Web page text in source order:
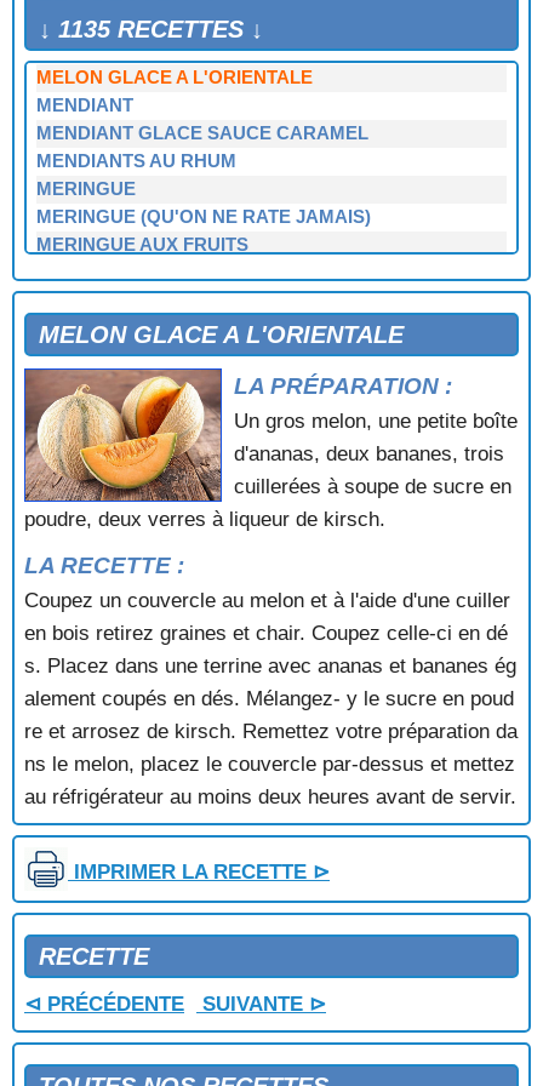
↓ 1135 RECETTES ↓
MELON D'EAU AUX FRUITS
MELON FARCI MERINGUE
MELON GLACE A L'ORIENTALE
MENDIANT
MENDIANT GLACE SAUCE CARAMEL
MENDIANTS AU RHUM
MERINGUE
MERINGUE (QU'ON NE RATE JAMAIS)
MERINGUE AUX FRUITS
MERINGUES AUX FRAMBOISES
MERINGUES GLACEES
MILLE FEUILLE
MILLE FEUILLE AUX FRAISES
MILLE FEUILLE AUX FRUITS
MOELLEUX AU CHOCOLAT
MOKA AUX NOIX
MOKA EXPRESS
MONT BLANC
MOSCOVITE
MOUSSE A L'ORANGE
MOUSSE ACIDULEE AUX POMMES
MOUSSE AU CAFE
MOUSSE AU CHOCOLAT
MOUSSE AU CHOCOLAT AU RHUM
MOUSSE AU CITRON
MOUSSE AU CITRON VERT
MOUSSE AU ZESTE D'ORANGE CONFITE
MOUSSE AUX ABRICOTS
MOUSSE AUX FRAISES
MOUSSE AUX FRAMBOISES
MOUSSE CAPPUCINO AU CHOCOLAT
MOUSSE CHOCO MOKA
MOUSSE CHOCOLAT ORANGE
MOUSSE D'ANANAS GLACEE
MELON GLACE A L'ORIENTALE
LA PRÉPARATION :
Un gros melon, une petite boîte
d'ananas, deux bananes, trois
cuillerées à soupe de sucre en
poudre, deux verres à liqueur de kirsch.
LA RECETTE :
Coupez un couvercle au melon et à l'aide d'une cuiller
en bois retirez graines et chair. Coupez celle-ci en dé
s. Placez dans une terrine avec ananas et bananes ég
alement coupés en dés. Mélangez- y le sucre en poud
re et arrosez de kirsch. Remettez votre préparation da
ns le melon, placez le couvercle par-dessus et mettez
au réfrigérateur au moins deux heures avant de servir.
IMPRIMER LA RECETTE ⊳
RECETTE
⊲ PRÉCÉDENTE SUIVANTE ⊳